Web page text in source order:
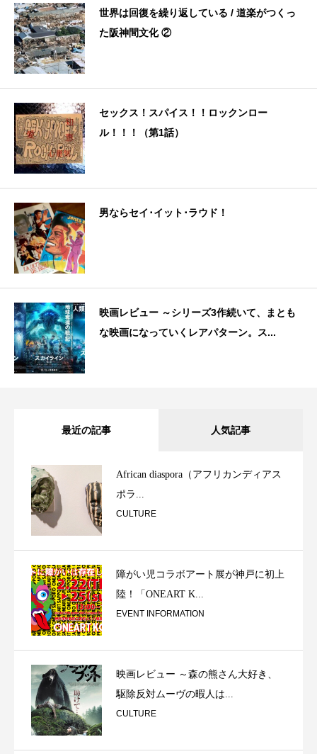
世界は回復を繰り返している / 道楽がつくっ
た阪神間文化 ②
セックス！スパイス！！ロックンロー
ル！！！（第1話）
男ならセイ･イット･ラウド！
映画レビュー ～シリーズ3作続いて、まとも
な映画になっていくレアパターン。ス...
最近の記事 人気記事
African diaspora（アフリカンディアス
ポラ...
CULTURE
障がい児コラボアート展が神戸に初上
陸！「ONEART K...
EVENT INFORMATION
映画レビュー ～森の熊さん大好き、
駆除反対ムーヴの暇人は...
CULTURE